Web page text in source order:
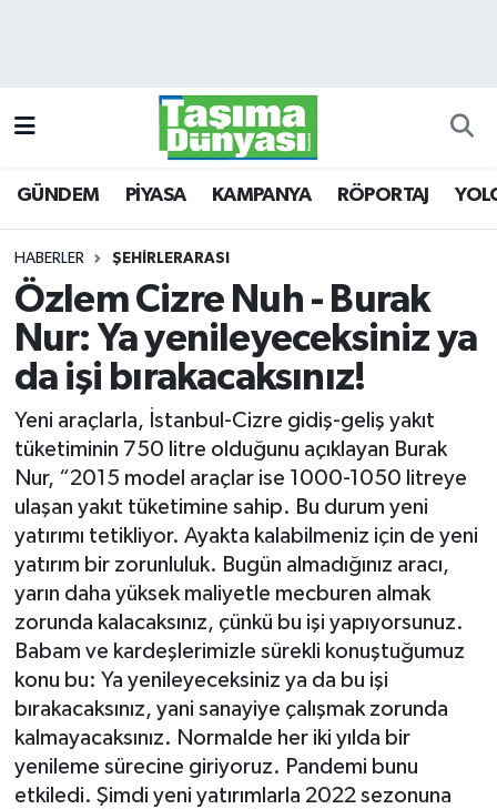
GÜNDEM PİYASA KAMPANYA RÖPORTAJ
HABERLER ŞEHİRLERARASI
Özlem Cizre Nuh - Burak
Nur: Ya yenileyeceksiniz ya
da işi bırakacaksınız!
Yeni araçlarla, İstanbul-Cizre gidiş-geliş yakıt
tüketiminin 750 litre olduğunu açıklayan Burak
Nur, “2015 model araçlar ise 1000-1050 litreye
ulaşan yakıt tüketimine sahip. Bu durum yeni
yatırımı tetikliyor. Ayakta kalabilmeniz için de yeni
yatırım bir zorunluluk. Bugün almadığınız aracı,
yarın daha yüksek maliyetle mecburen almak
zorunda kalacaksınız, çünkü bu işi yapıyorsunuz.
Babam ve kardeşlerimizle sürekli konuştuğumuz
konu bu: Ya yenileyeceksiniz ya da bu işi
bırakacaksınız, yani sanayiye çalışmak zorunda
kalmayacaksınız. Normalde her iki yılda bir
yenileme sürecine giriyoruz. Pandemi bunu
etkiledi. Şimdi yeni yatırımlarla 2022 sezonuna
KAMPANYA
RÖPORTAJ
YOLCU TAŞIMA
LOJİSTİK
E-GAZETE
TAŞITLAR
Trafik Durumu
Süper Lig Puan Durumu ve Fikstür
Tüm Manşetler
Son Dakika Haberleri
Haber Arşivi